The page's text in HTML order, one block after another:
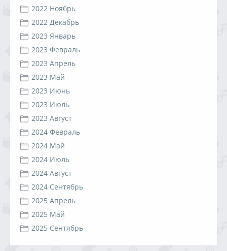
2022 Ноябрь
2022 Декабрь
2023 Январь
2023 Февраль
2023 Апрель
2023 Май
2023 Июнь
2023 Июль
2023 Август
2024 Февраль
2024 Май
2024 Июль
2024 Август
2024 Сентябрь
2025 Апрель
2025 Май
2025 Сентябрь